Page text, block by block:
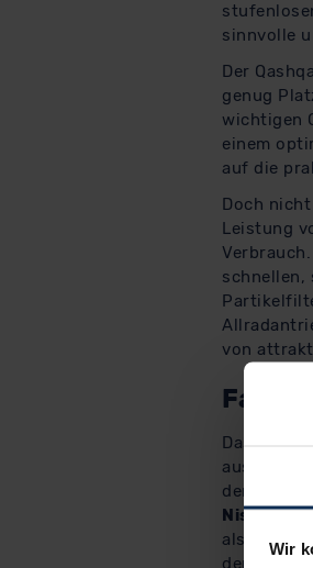
Wir
sinnvolle
Der
genug
wichtigen
einem
auf die
Doch
Leistung
schnellen,
von
Fazit:
Das
der viele
Nissan
als
dennoch